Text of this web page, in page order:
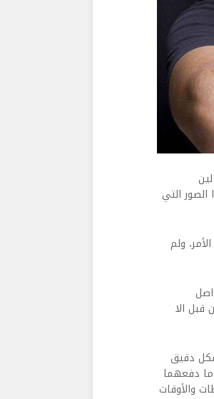
التي
ولم
قبل الا
دقيق
ما دفعهما
والأوقات